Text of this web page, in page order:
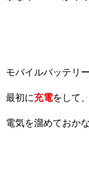
モバイルバッテリ
最初に充電をして
電気を溜めておか